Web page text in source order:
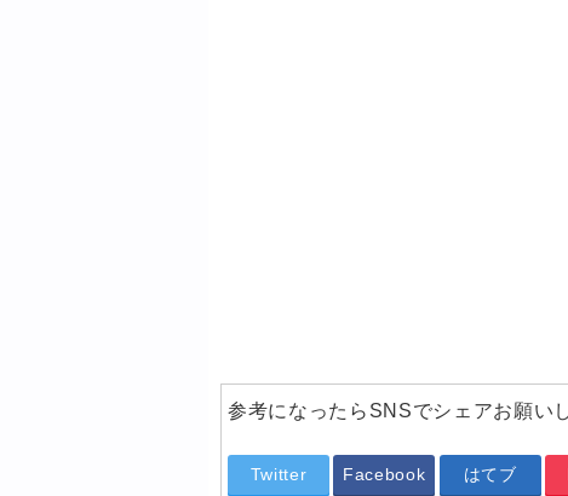
参考になったらSNSでシェアお願い
Twitter Facebook はてブ